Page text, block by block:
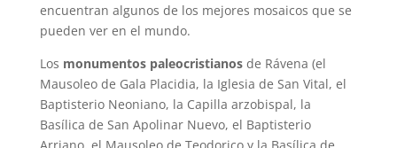
encuentran algunos de los mejores mosaicos que se
pueden ver en el mundo.
Los monumentos paleocristianosde Rávena (el
Mausoleo de Gala Placidia, la Iglesia de San Vital, el
Baptisterio Neoniano, la Capilla arzobispal, la
Basílica de San Apolinar Nuevo, el Baptisterio
Arriano, el Mausoleo de Teodorico y la Basílica de